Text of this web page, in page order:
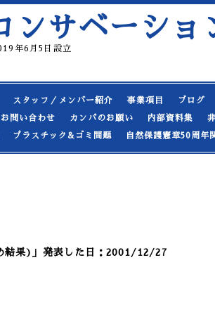
ンサベーショ
年6月5日設立
スタッフ／メンバー紹介 事業項目 ブログ
お問い合わせ カンパのお願い 内部資料集
プラスチック&ゴミ問題 自然保護憲章50周年
結果)」発表した日：2001/12/27